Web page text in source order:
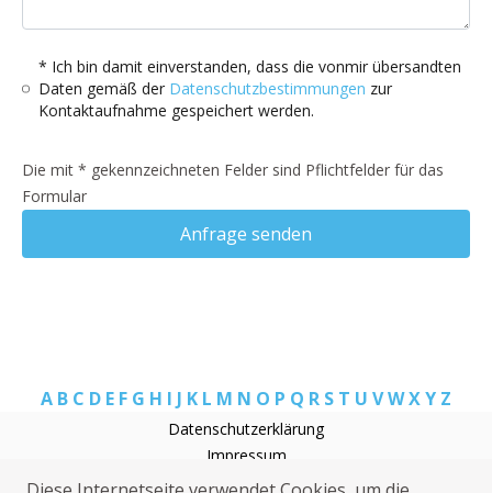
* Ich bin damit einverstanden, dass die vonmir übersandten
Daten gemäß der Datenschutzbestimmungen zur
Kontaktaufnahme gespeichert werden.
Die mit * gekennzeichneten Felder sind Pflichtfelder für das
Formular
Anfrage senden
A B C D E F G H I J K L M N O P Q R S T U VWXY Z
Datenschutzerklärung
Impressum
Rohrreinigung Premsendorf